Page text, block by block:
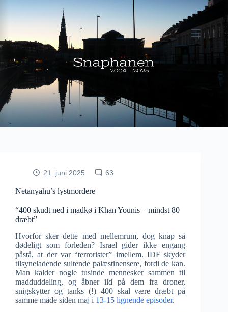
21. juni 2025 63
Netanyahu’s lystmordere
“400 skudt ned i madkø i Khan Younis – mindst 80
dræbt”
Hvorfor sker dette med mellemrum, dog knap så
dødeligt som forleden? Israel gider ikke engang
påstå, at der var “terrorister” imellem. IDF skyder
tilsyneladende sultende palæstinensere, fordi de kan.
Man kalder nogle tusinde mennesker sammen til
madduddeling, og åbner ild på dem fra droner,
snigskytter og tanks (!) 400 skal være dræbt på
samme måde siden maj i 13-15 lignende episoder.